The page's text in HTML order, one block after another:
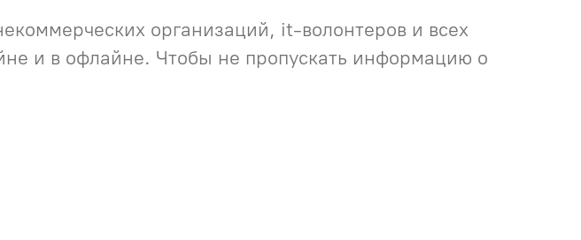
организаций, it-волонтеров и всех
и в офлайне. Чтобы не пропускать информацию о